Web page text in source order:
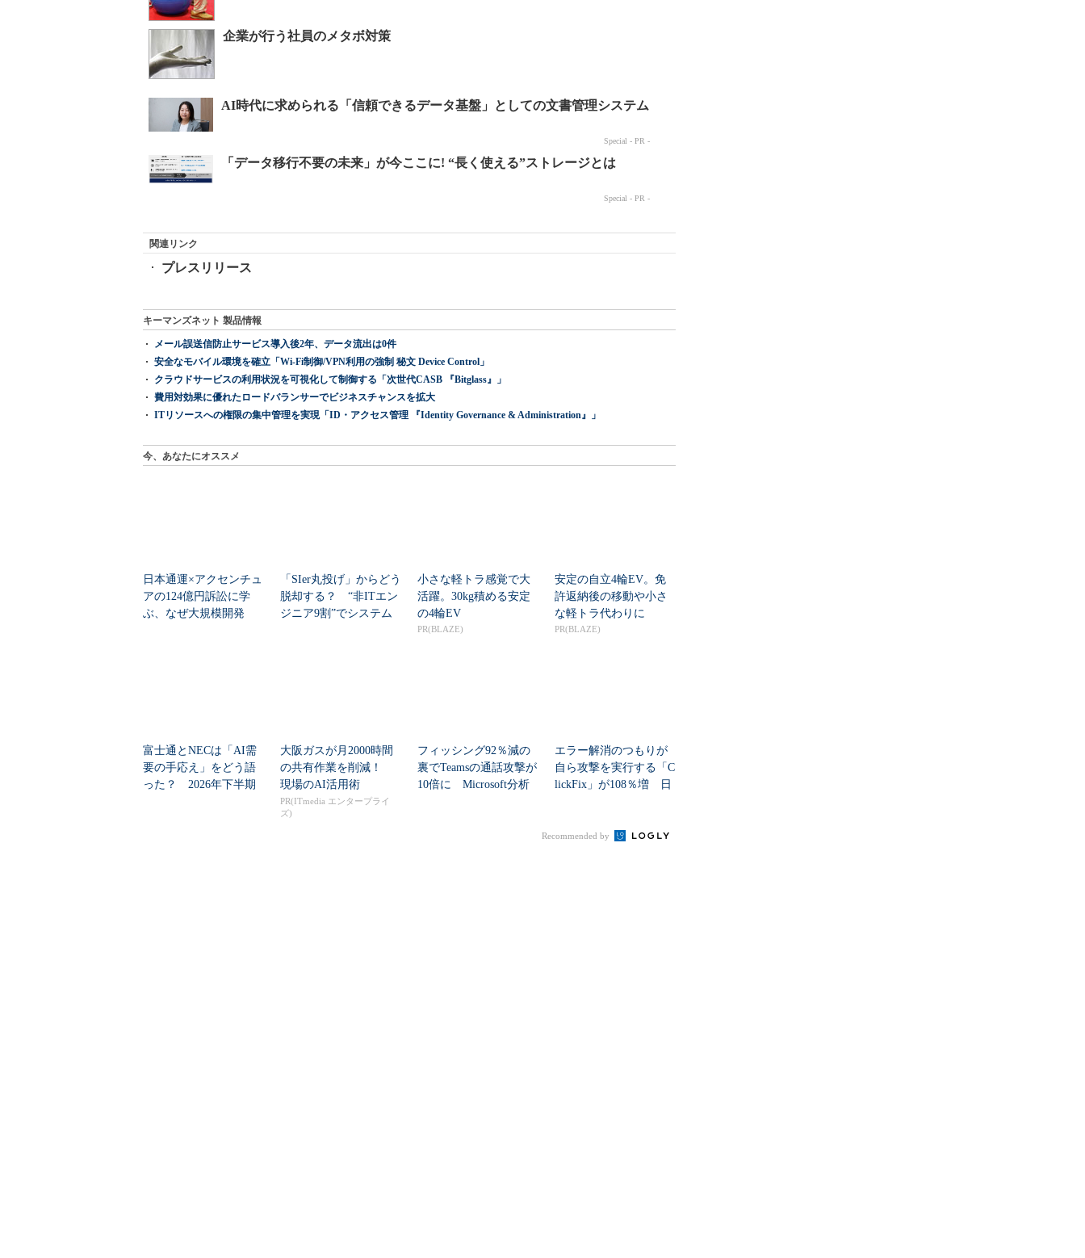
企業が行う社員のメタボ対策
関連リンク
プレスリリース
キーマンズネット 製品情報
メール誤送信防止サービス導入後2年、データ流出は0件
安全なモバイル環境を確立「Wi-Fi制御/VPN利用の強制 秘文 Device Control」
クラウドサービスの利用状況を可視化して制御する「次世代CASB 『Bitglass』」
費用対効果に優れたロードバランサーでビジネスチャンスを拡大
ITリソースへの権限の集中管理を実現「ID・アクセス管理 『Identity Governance & Administration』」
今、あなたにオススメ
日本通運×アクセンチュ
アの124億円訴訟に学
ぶ、なぜ大規模開発
「SIer丸投げ」からどう
脱却する？ “非ITエン
ジニア9割”でシステム
小さな軽トラ感覚で大
活躍。30kg積める安定
の4輪EV
PR(BLAZE)
安定の自立4輪EV。免
許返納後の移動や小さ
な軽トラ代わりに
PR(BLAZE)
富士通とNECは「AI需
要の手応え」をどう語
った？ 2026年下半期
大阪ガスが月2000時間
の共有作業を削減！
現場のAI活用術
PR(ITmedia エンタープライ
ズ)
フィッシング92％減の
裏でTeamsの通話攻撃が
10倍に Microsoft分析
エラー解消のつもりが
自ら攻撃を実行する「C
lickFix」が108％増 日
Recommended by